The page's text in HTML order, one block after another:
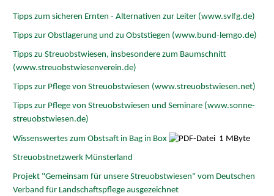
Tipps zum sicheren Ernten - Alternativen zur Leiter (www.svlfg.de)
Tipps zur Obstlagerung und zu Obststiegen (www.bund-lemgo.de)
Tipps zu Streuobstwiesen, insbesondere zum Baumschnitt
(www.streuobstwiesenverein.de)
Tipps zur Pflege von Streuobstwiesen (www.streuobstwiesen.net)
Tipps zur Pflege von Streuobstwiesen und Seminare (www.sonne-
streuobstwiesen.de)
Wissenswertes zum Obstsaft in Bag in Box 1 MByte
Streuobstnetzwerk Münsterland
Projekt "Gemeinsam für unsere Streuobstwiesen" vom Deutschen
Verband für Landschaftspflege ausgezeichnet